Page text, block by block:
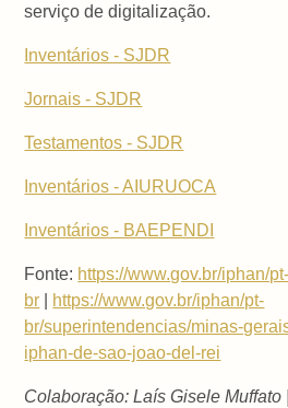
serviço de digitalização.
Inventários - SJDR
Jornais - SJDR
Testamentos - SJDR
Inventários - AIURUOCA
Inventários - BAEPENDI
Fonte: https://www.gov.br/iphan/pt-
br
https://www.gov.br/iphan/pt-
br/superintendencias/minas-
iphan-de-sao-joao-del-rei
Colaboração: Laís Gisele Muffato